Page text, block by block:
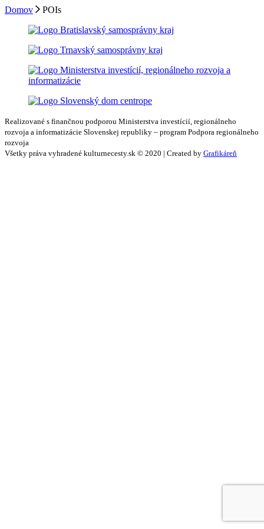
Domov POIs
Realizované s finančnou podporou Ministerstva investícií, regionálneho
rozvoja a informatizácie Slovenskej republiky – program Podpora regionálneho
rozvoja
Všetky práva vyhradené kulturnecesty.sk © 2020 | Created by Grafikáreň